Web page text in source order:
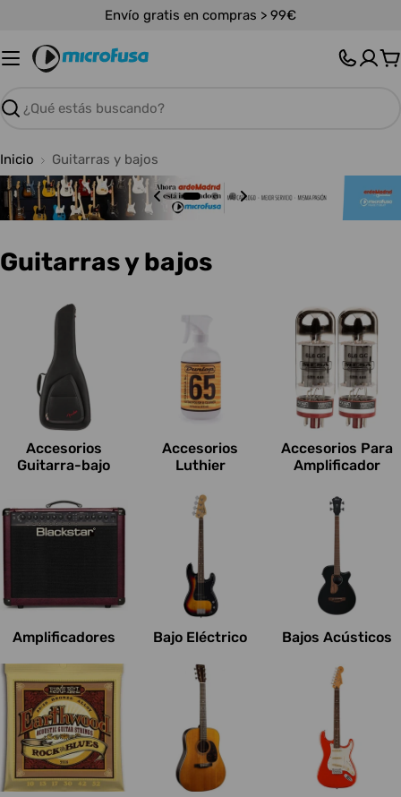
contenido
Envío gratis en compras > 99€
Buscar
Inicio Guitarras y bajos
C
e
s
:
Guitarras y bajos
Accesorios
Guitarra-bajo
Accesorios
Luthier
Accesorios Para
Amplificador
Amplificadores Bajo Eléctrico Bajos Acústicos